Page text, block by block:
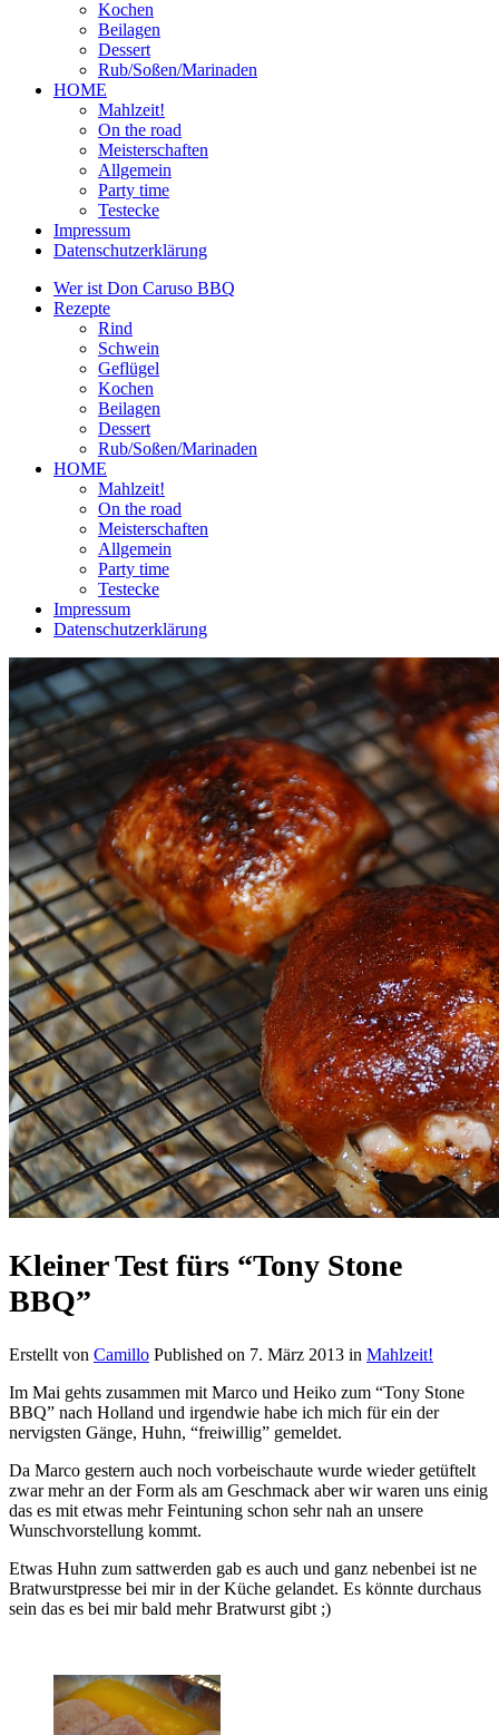
Kochen
Beilagen
Dessert
Rub/Soßen/Marinaden
HOME
Mahlzeit!
On the road
Meisterschaften
Allgemein
Party time
Testecke
Impressum
Datenschutzerklärung
Wer ist Don Caruso BBQ
Rezepte
Rind
Schwein
Geflügel
Kochen
Beilagen
Dessert
Rub/Soßen/Marinaden
HOME
Mahlzeit!
On the road
Meisterschaften
Allgemein
Party time
Testecke
Impressum
Datenschutzerklärung
Kleiner Test fürs “Tony Stone
BBQ”
Erstellt von Camillo Published on 7. März 2013 in Mahlzeit!
Im Mai gehts zusammen mit Marco und Heiko zum “Tony Stone
BBQ” nach Holland und irgendwie habe ich mich für ein der
nervigsten Gänge, Huhn, “freiwillig” gemeldet.
Da Marco gestern auch noch vorbeischaute wurde wieder getüftelt
zwar mehr an der Form als am Geschmack aber wir waren uns einig
das es mit etwas mehr Feintuning schon sehr nah an unsere
Wunschvorstellung kommt.
Etwas Huhn zum sattwerden gab es auch und ganz nebenbei ist ne
Bratwurstpresse bei mir in der Küche gelandet. Es könnte durchaus
sein das es bei mir bald mehr Bratwurst gibt ;)